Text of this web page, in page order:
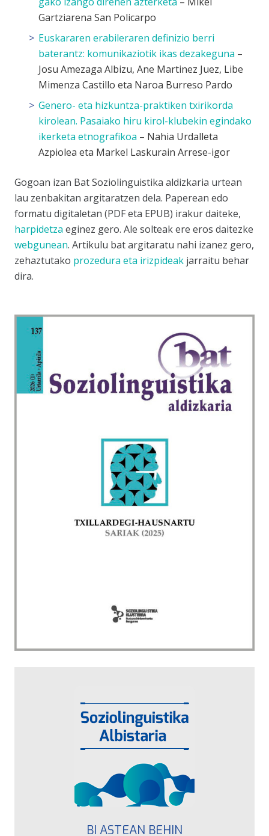
Gartziarena San Policarpo
Euskararen erabileraren definizio berri
baterantz: komunikaziotik ikas dezakeguna –
Josu Amezaga Albizu, Ane Martinez Juez, Libe
Mimenza Castillo eta Naroa Burreso Pardo
Genero- eta hizkuntza-praktiken txirikorda
kirolean. Pasaiako hiru kirol-klubekin egindako
ikerketa etnografikoa – Nahia Urdalleta
Azpiolea eta Markel Laskurain Arrese-igor
Gogoan izan Bat Soziolinguistika aldizkaria urtean
lau zenbakitan argitaratzen dela. Paperean edo
formatu digitaletan (PDF eta EPUB) irakur daiteke,
harpidetza eginez gero. Ale solteak ere eros daitezke
webgunean. Artikulu bat argitaratu nahi izanez gero,
zehaztutako prozedura eta irizpideak jarraitu behar
dira.
BI ASTEAN BEHIN